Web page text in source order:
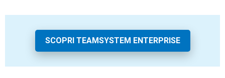
SCOPRI TEAMSYSTEM ENTERPRISE